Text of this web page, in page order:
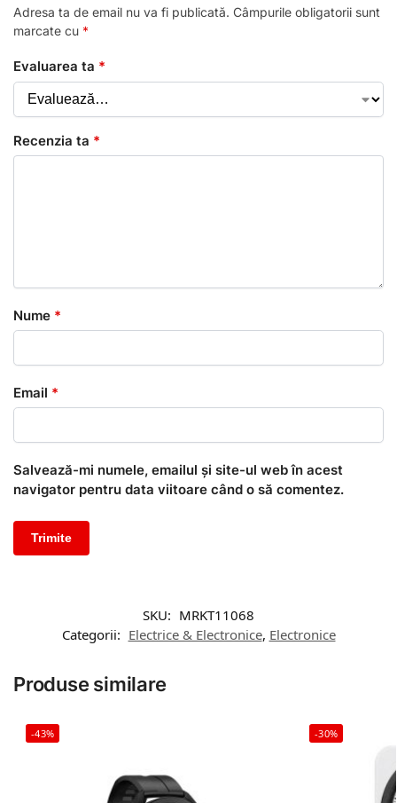
Adresa ta de email nu va fi publicată. Câmpurile obligatorii sunt
marcate cu *
Evaluarea ta *
Recenzia ta *
Nume *
Email *
Salvează-mi numele, emailul și site-ul web în acest
navigator pentru data viitoare când o să comentez.
SKU: MRKT11068
Categorii: Electrice & Electronice, Electronice
Produse similare
-43% -30%